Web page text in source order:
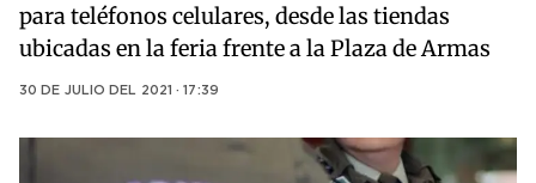
para teléfonos celulares, desde las tiendas
ubicadas en la feria frente a la Plaza de Armas
30 DE JULIO DEL 2021 · 17:39